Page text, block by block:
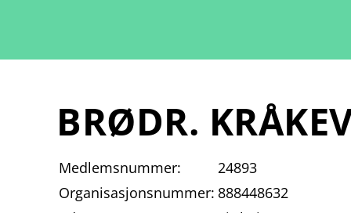
BRØDR.
Medlemsnummer:
24893
Organisasjonsnummer: 888448632